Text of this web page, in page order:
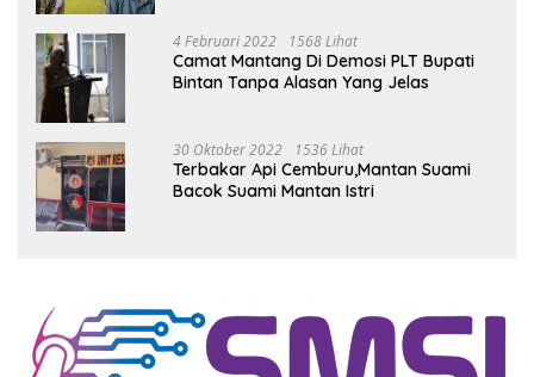
4 Februari 2022 1568 Lihat
Camat Mantang Di Demosi PLT Bupati
Bintan Tanpa Alasan Yang Jelas
30 Oktober 2022 1536 Lihat
Terbakar Api Cemburu,Mantan Suami
Bacok Suami Mantan Istri